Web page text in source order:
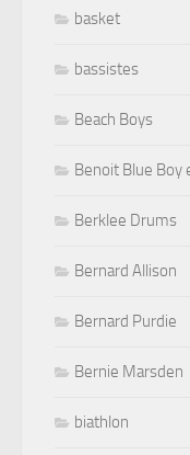
basket
bassistes
Beach Boys
Benoit Blue Boy
Berklee Drums
Bernard Allison
Bernard Purdie
Bernie Marsden
biathlon